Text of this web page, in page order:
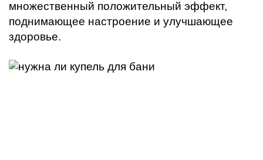
множественный положительный эффект,
поднимающее настроение и улучшающее
здоровье.